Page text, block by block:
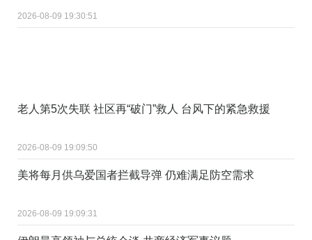
2026-08-09 19:30:51
老人第5次失联 社区再“破门”救人 台风下的紧急救援
2026-08-09 19:09:50
美将每月供乌爱国者拦截导弹 仍难满足防空需求
2026-08-09 19:09:31